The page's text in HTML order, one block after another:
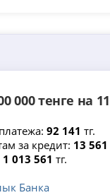
000 тенге на
92 141 тг.
за кредит: 13 561
1 013 561 тг.
Банка